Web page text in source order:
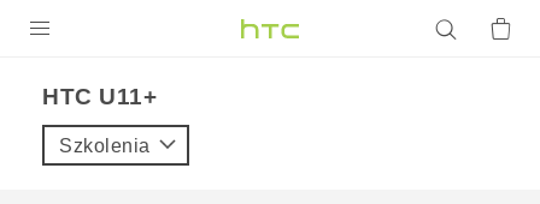
VIVE
HTC U11+‎
Szkolenia